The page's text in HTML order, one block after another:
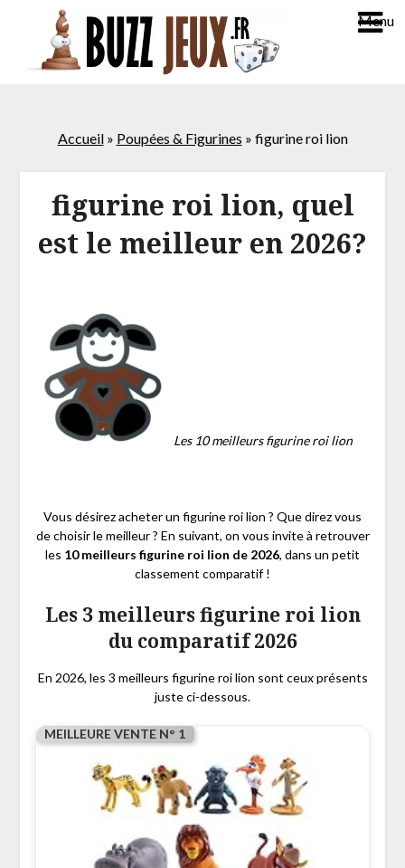
Menu
Accueil» Poupées & Figurines » figurine roi lion
figurine roi lion, quel
est le meilleur en 2026?
Les 10 meilleurs figurine roi lion
Vous désirez acheter un figurine roi lion ? Que direz vous
de choisir le meilleur ? En suivant, on vous invite à retrouver
les 10 meilleurs figurine roi lion de 2026, dans un petit
classement comparatif !
Les 3 meilleurs figurine roi lion
du comparatif 2026
En 2026, les 3 meilleurs figurine roi lion sont ceux présents
juste ci-dessous.
MEILLEURE VENTE N° 1